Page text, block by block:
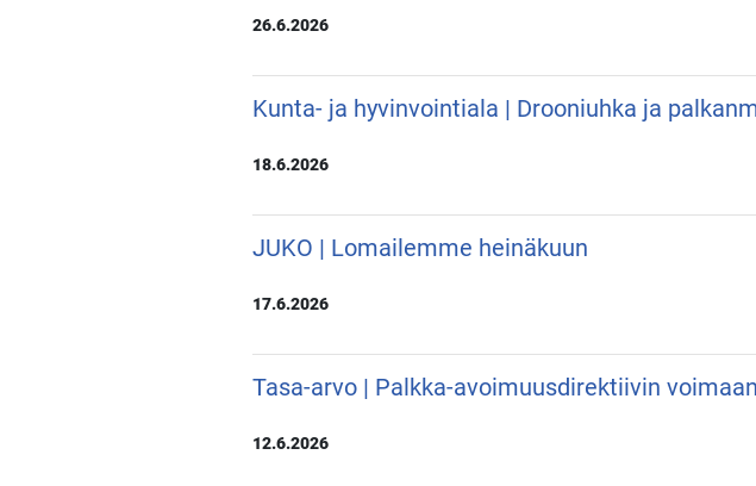
26.6.2026
Kunta- ja hyvinvointiala | Drooniuhka ja
18.6.2026
JUKO | Lomailemme heinäkuun
17.6.2026
Tasa-arvo | Palkka-avoimuusdirektiivin
12.6.2026